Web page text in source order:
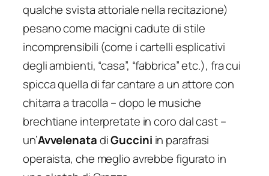
qualche svista attoriale nella recitazione)
pesano come macigni cadute di stile
incomprensibili (come i cartelli esplicativi
degli ambienti, “casa”, “fabbrica” etc.), fra cui
spicca quella di far cantare a un attore con
chitarra a tracolla – dopo le musiche
brechtiane interpretate in coro dal cast –
un’AvvelenatadiGuccini in parafrasi
operaista, che meglio avrebbe figurato in